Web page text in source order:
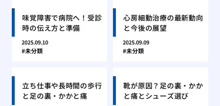
味覚障害で病院へ！受診
時の伝え方と準備
2025.09.10
未分類
心房細動治療の最新動向
と今後の展望
2025.09.09
未分類
立ち仕事や長時間の歩行
と足の裏・かかと痛
靴が原因？足の裏・かか
と痛とシューズ選び